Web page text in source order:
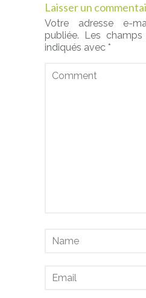
Laisser un
Votre adresse e-
publiée.
Les
indiqués avec *